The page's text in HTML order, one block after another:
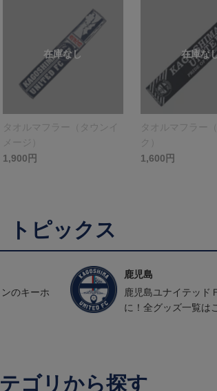
タオルマフラー（タウンイ
メージ）
1,900円
タオルマフラー
ク）
1,600円
トピックス
のキーホ
鹿児島
鹿児島ユナイテッド
に！全グッズ一覧は
ゴリから探す